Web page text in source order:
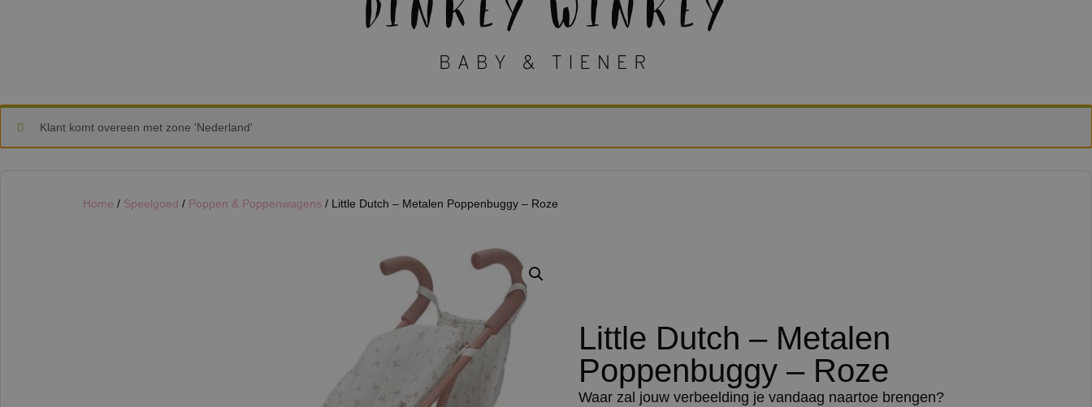
Klant komt overeen met zone 'Nederland'
Home / Speelgoed / Poppen & Poppenwagens / Little Dutch – Metalen Poppenbuggy – Roze
Little Dutch – Metalen
Poppenbuggy – Roze
Waar zal jouw verbeelding je vandaag naartoe brengen?